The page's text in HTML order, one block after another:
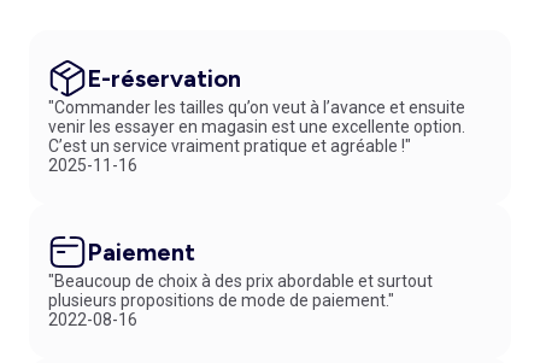
E-réservation
"Commander les tailles qu’on veut à l’avance et ensuite
venir les essayer en magasin est une excellente option.
C’est un service vraiment pratique et agréable !"
2025-11-16
Paiement
"Beaucoup de choix à des prix abordable et surtout
plusieurs propositions de mode de paiement."
2022-08-16